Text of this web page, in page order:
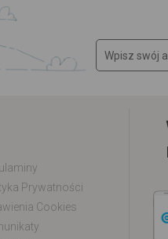
Prywatności
Cookies